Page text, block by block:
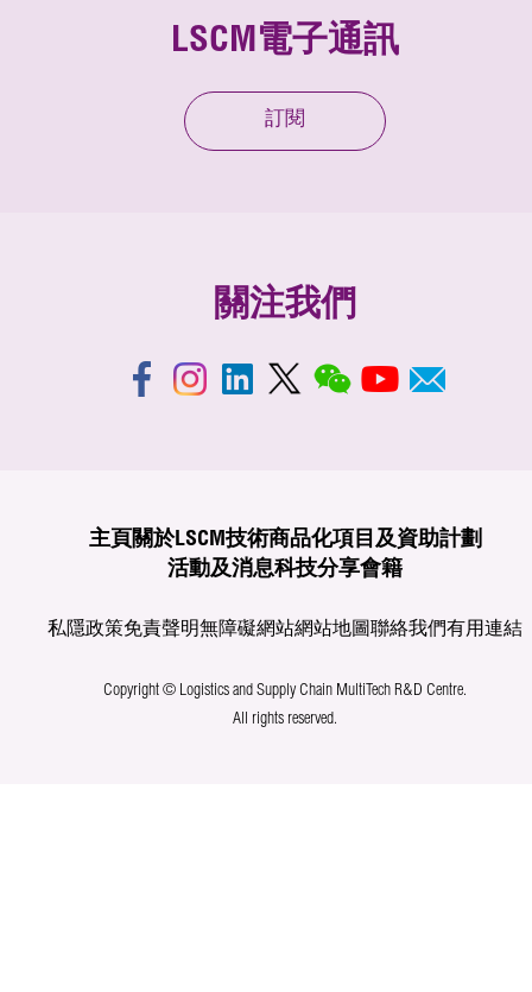
LSCM電子通訊
訂閱
關注我們
主頁 關於LSCM技術商品化項目及資助計劃
活動及消息科技分享會籍
私隱政策免責聲明無障礙網站網站地圖聯絡我們有用連結
Copyright © Logistics and Supply Chain MultiTech R&D Centre.
All rights reserved.